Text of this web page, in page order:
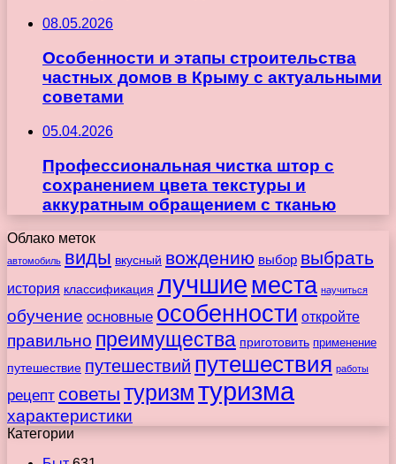
08.05.2026
Особенности и этапы строительства
частных домов в Крыму с актуальными
советами
05.04.2026
Профессиональная чистка штор с
сохранением цвета текстуры и
аккуратным обращением с тканью
Облако меток
автомобиль виды вкусный вождению выбор выбрать
история классификация лучшиеместа научиться
обучение основные особенности откройте
правильно преимущества приготовить применение
путешествие путешествий путешествия работы
рецепт советы туризмтуризма
характеристики
Категории